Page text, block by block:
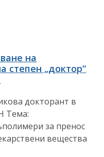
на
степен „доктор“
докторант в
Тема:
за пренос
вещества